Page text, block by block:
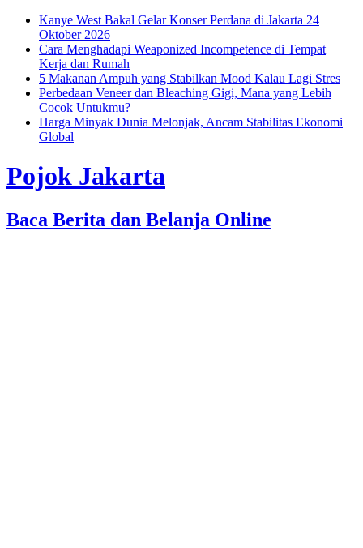
Kanye West Bakal Gelar Konser Perdana di Jakarta 24
Oktober 2026
Cara Menghadapi Weaponized Incompetence di Tempat
Kerja dan Rumah
5 Makanan Ampuh yang Stabilkan Mood Kalau Lagi Stres
Perbedaan Veneer dan Bleaching Gigi, Mana yang Lebih
Cocok Untukmu?
Harga Minyak Dunia Melonjak, Ancam Stabilitas Ekonomi
Global
Pojok Jakarta
Baca Berita dan Belanja Online